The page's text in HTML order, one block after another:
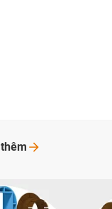
thêm